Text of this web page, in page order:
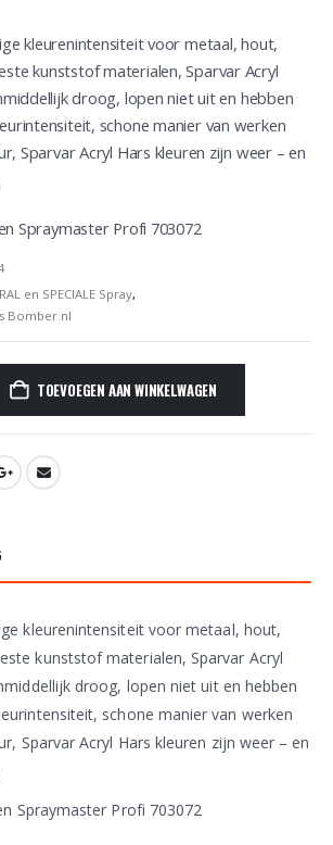
kleurenintensiteit voor metaal, hout,
kunststof materialen, Sparvar Acryl
droog, lopen niet uit en hebben
schone manier van werken
Sparvar Acryl Hars kleuren zijn weer – en
Spraymaster Profi 703072
en SPECIALE Spray,
Bomber.nl
TOEVOEGEN AAN WINKELWAGEN
kleurenintensiteit voor metaal, hout,
kunststof materialen, Sparvar Acryl
droog, lopen niet uit en hebben
schone manier van werken
Sparvar Acryl Hars kleuren zijn weer – en
Spraymaster Profi 703072